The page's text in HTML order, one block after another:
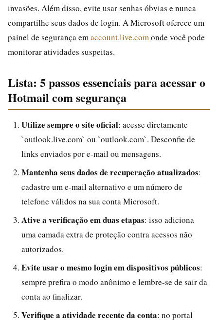
invasões. Além disso, evite usar senhas óbvias e nunca
compartilhe seus dados de login. A Microsoft oferece um
painel de segurança em account.live.com onde você pode
monitorar atividades suspeitas.
Lista: 5 passos essenciais para acessar o
Hotmail com segurança
Utilize sempre o site oficial: acesse diretamente
`outlook.live.com` ou `outlook.com`. Desconfie de
links enviados por e-mail ou mensagens.
Mantenha seus dados de recuperação atualizados:
cadastre um e-mail alternativo e um número de
telefone válidos na sua conta Microsoft.
Ative a verificação em duas etapas: isso adiciona
uma camada extra de proteção contra acessos não
autorizados.
Evite usar o mesmo login em dispositivos públicos:
sempre prefira o modo anônimo e lembre-se de sair da
conta ao finalizar.
Verifique a atividade recente da conta: no portal